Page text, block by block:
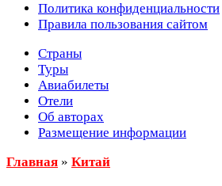
Политика конфиденциальности
Правила пользования сайтом
Страны
Туры
Авиабилеты
Отели
Об авторах
Размещение информации
Главная » Китай